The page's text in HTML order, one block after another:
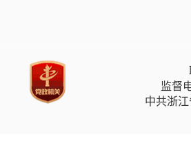
监督
中共浙